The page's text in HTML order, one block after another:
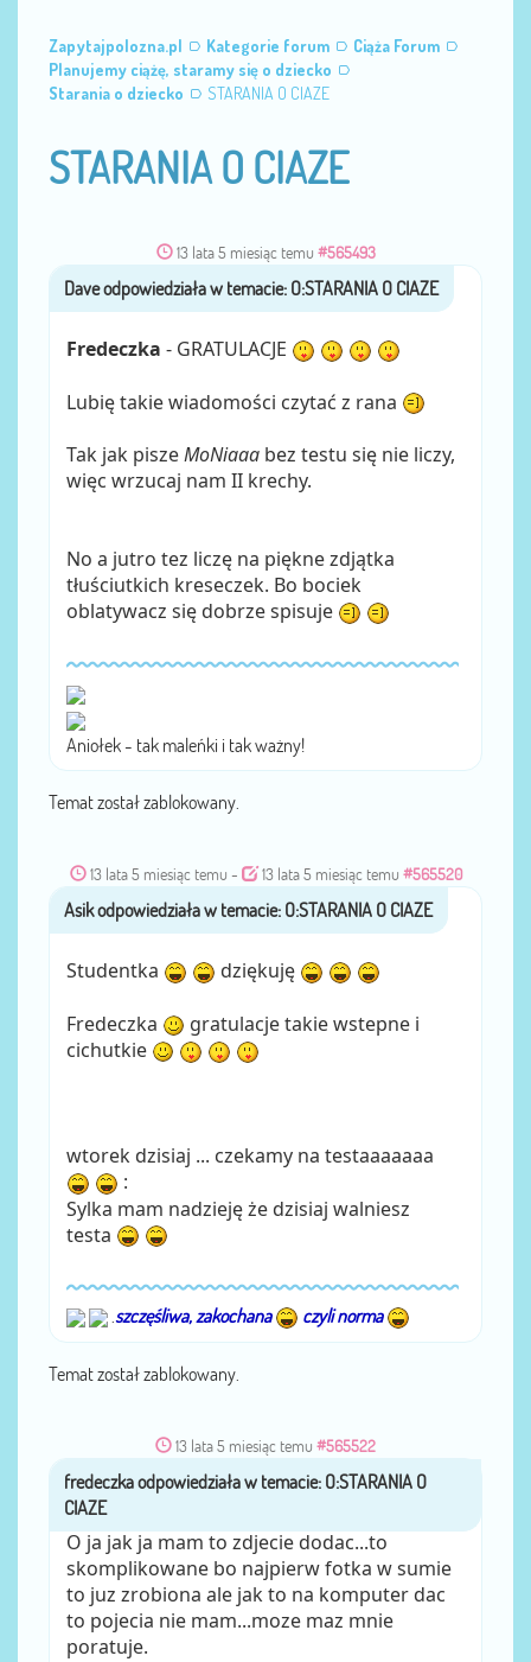
Zapytajpolozna.pl Kategorie forum
Ciąża Forum
Planujemy ciążę, staramy się o dziecko
Starania o dziecko
STARANIA O CIAZE
STARANIA O CIAZE
13 lata 5 miesiąc temu #565493
przezDave
Fredeczka - GRATULACJE
Lubię takie wiadomości czytać z rana
Tak jak piszeMoNiaaa bez testu się nie liczy,
więc wrzucaj nam II krechy.
No a jutro tez liczę na piękne zdjątka
tłuściutkich kreseczek. Bo bociek
oblatywacz się dobrze spisuje
Aniołek - tak maleńki i tak ważny!
Temat został zablokowany.
13 lata 5 miesiąc temu - 13 lata 5 miesiąc temu #565520
przezAsik
Studentka dziękuję
Fredeczka
gratulacje takie wstepne i
cichutkie
wtorek dzisiaj ... czekamy na testaaaaaaa
:
Sylka mam nadzieję że dzisiaj walniesz
testa
.szczęśliwa, zakochana czyli norma
Temat został zablokowany.
13 lata 5 miesiąc temu #565522
przezfredeczka
O ja jak ja mam to zdjecie dodac...to
skomplikowane bo najpierw fotka w sumie
to juz zrobiona ale jak to na komputer dac
to pojecia nie mam...moze maz mnie
poratuje.